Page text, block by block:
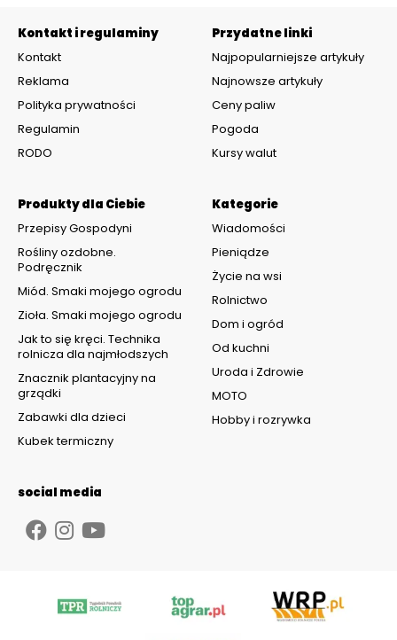
Kontakt i regulaminy
Kontakt
Reklama
Polityka prywatności
Regulamin
RODO
Kategorie
Wiadomości
Pieniądze
Życie na wsi
Rolnictwo
Dom i ogród
Od kuchni
Uroda i Zdrowie
MOTO
Hobby i rozrywka
Produkty dla Ciebie
Przepisy Gospodyni
Rośliny ozdobne.
Podręcznik
Miód. Smaki mojego ogrodu
Zioła. Smaki mojego ogrodu
Jak to się kręci. Technika
rolnicza dla najmłodszych
Znacznik plantacyjny na
grządki
Zabawki dla dzieci
Kubek termiczny
Przydatne linki
Najpopularniejsze artykuły
Najnowsze artykuły
Ceny paliw
Pogoda
Kursy walut
social media